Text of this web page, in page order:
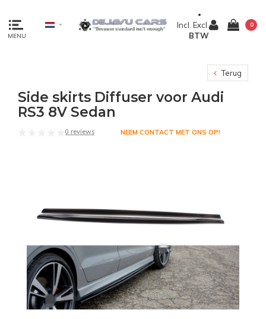
MENU
Incl. Excl.
BTW
0
Terug
Side skirts Diffuser voor Audi
RS3 8V Sedan
0 reviews NEEM CONTACT MET ONS OP!